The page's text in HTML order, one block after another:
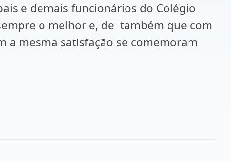
e demais funcionários do Colégio
o melhor e, de também que com
a mesma satisfação se comemoram